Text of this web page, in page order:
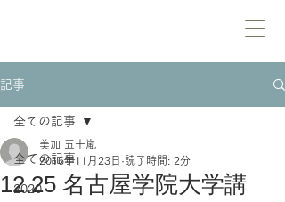
記事
全ての記事
2020
全ての記事
12.25 名古屋学院大学講
美加 五十嵐
2016年11月23日 読了時間: 2分